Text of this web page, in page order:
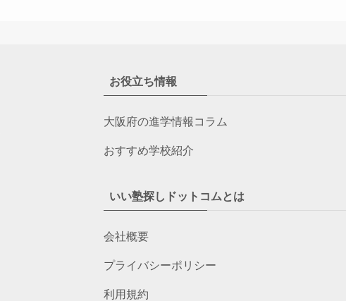
お役立ち情報
大阪府の進学情報コラム
おすすめ学校紹介
いい塾探しドットコムとは
会社概要
プライバシーポリシー
利用規約